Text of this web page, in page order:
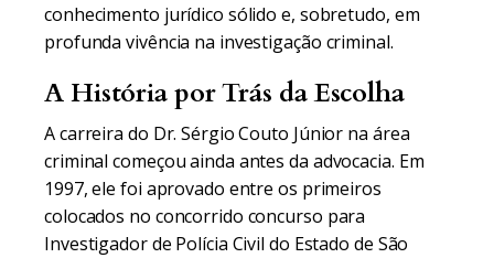
conhecimento jurídico sólido e, sobretudo, em
profunda vivência na investigação criminal.
A História por Trás da Escolha
A carreira do Dr. Sérgio Couto Júnior na área
criminal começou ainda antes da advocacia. Em
1997, ele foi aprovado entre os primeiros
colocados no concorrido concurso para
Investigador de Polícia Civil do Estado de São